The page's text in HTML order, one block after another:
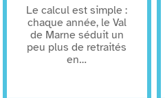
Le calcul est simple :
chaque année, le Val
de Marne séduit un
peu plus de retraités
en…